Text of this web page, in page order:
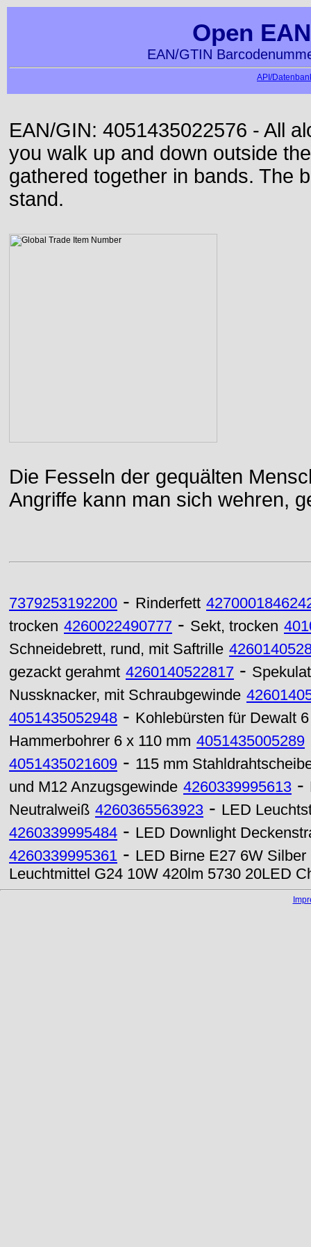
Open
EAN/GTIN
API/
EAN/GIN: 4051435022576 - All
you walk up and down outside
gathered together in bands. The
stand.
Die Fesseln der gequälten
Angriffe kann man sich wehren,
7379253192200 - Rinderfett
trocken 4260022490777 - Sekt, trocken
Schneidebrett, rund, mit Saftrille
gezackt gerahmt 4260140522817 -
Nussknacker, mit Schraubgewinde
4051435052948 - Kohlebürsten für Dewalt
Hammerbohrer 6 x 110 mm 4051435005289
4051435021609 - 115 mm
und M12 Anzugsgewinde 4260339995613 -
Neutralweiß 4260365563923 - LED
4260339995484 - LED Downlight
4260339995361 - LED Birne E27 6W
Leuchtmittel G24 10W 420lm 5730 20LED